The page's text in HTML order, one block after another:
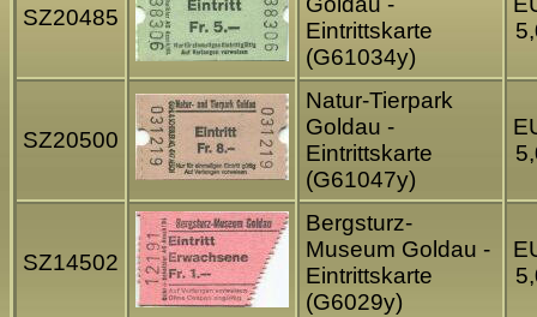
SZ20485
Eintrittskarte
(G61034y)
SZ20500
Natur-Tierpark
Goldau -
Eintrittskarte
(G61047y)
SZ14502
Bergsturz-
Museum Goldau -
Eintrittskarte
(G6029y)